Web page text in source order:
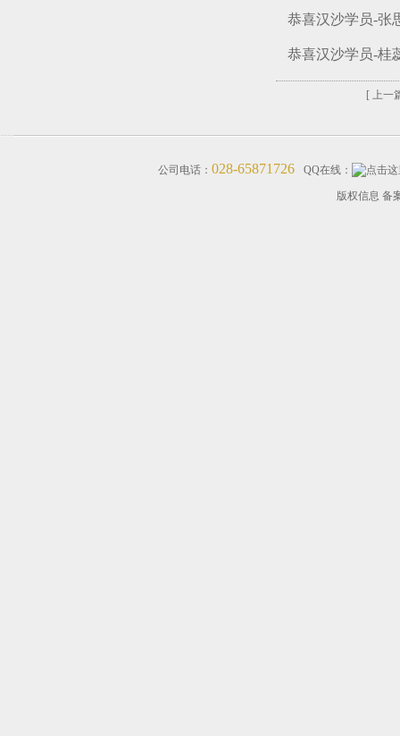
恭喜汉沙学员-张
恭喜汉沙学员-桂
[ 上一
公司电话： 028-65871726 QQ在线：
版权信息 备